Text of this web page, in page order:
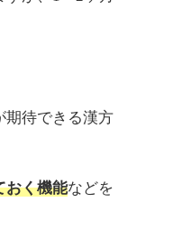
期待できる漢方
おく機能などを